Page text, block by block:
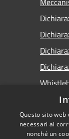
Questo sito
necessari al
nonché un